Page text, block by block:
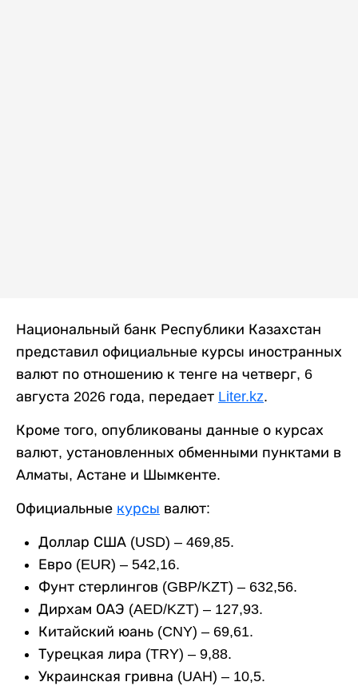
Национальный банк Республики Казахстан
представил официальные курсы иностранных
валют по отношению к тенге на четверг, 6
августа 2026 года, передает Liter.kz.
Кроме того, опубликованы данные о курсах
валют, установленных обменными пунктами в
Алматы, Астане и Шымкенте.
Официальные курсы валют:
Доллар США (USD) – 469,85.
Евро (EUR) – 542,16.
Фунт стерлингов (GBP/KZT) – 632,56.
Дирхам ОАЭ (AED/KZT) – 127,93.
Китайский юань (CNY) – 69,61.
Турецкая лира (TRY) – 9,88.
Украинская гривна (UAH) – 10,5.